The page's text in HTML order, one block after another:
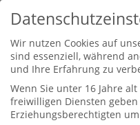
Wir nutzen Cookies auf
sind essenziell, während
und Ihre Erfahrung zu
Wenn Sie unter 16 Jahre
freiwilligen Diensten
Erziehungsberechtigten